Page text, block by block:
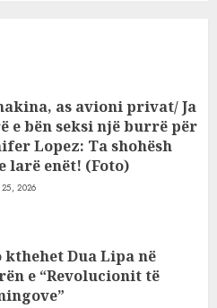
as avioni privat/ Ja
e bën seksi një burrë për
Lopez: Ta shohësh
larë enët! (Foto)
25, 2026
kthehet Dua Lipa në
e “Revolucionit të